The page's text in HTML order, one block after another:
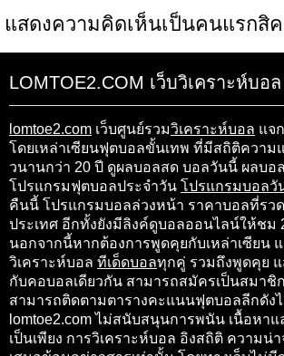
แสดงความคิดเห็นเป็นคนแรกสิ
LOMTOE2.COM เว็บวิเคราะห์บอ
lomtoe2.com เว็บศูนย์รวมวิเคราะห์บอล แจ
โดยเหล่าเซียนฟุตบอลขั้นเทพ ที่มีสถิติความ
วนานกว่า 20 ปี ดูผลบอลสด บอลวันนี้ ผลบอ
โปรแกรมฟุตบอลประจำวัน โปรแกรมบอลวั
คืนนี้ โปรแกรมบอลล่วงหน้า ราคาบอลที่รวด
ประเทศ อีกทั้งยังมีลิงค์ดูบอลออนไลน์ให้ชม
นอกจากนี้หากต้องการพูดคุยกับเหล่าเซียน
วิเคราะห์บอล ทีเด็ดบอลทุกคู่ รวมถึงพูดคุย
กับคอบอลเดียวกัน สามารถสมัครเป็นสมาชิ
สามารถติดตามตารางคะแนนฟุตบอลลีกดังไ
lomtoe2.com ไม่สนับสนุนการพนัน เนื้อหา
เป็นเพียง การวิเคราะห์บอล อิงสถิติ ความน่